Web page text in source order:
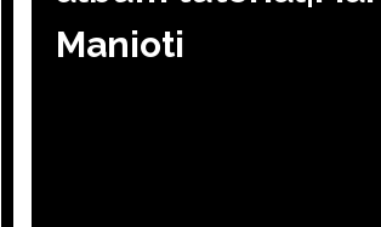
Manioti